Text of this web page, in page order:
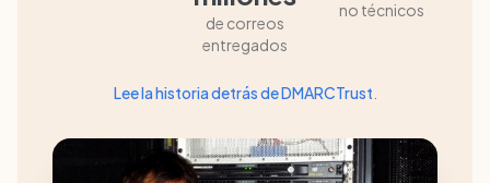
de correos
entregados
no técnicos
Lee la historia detrás de DMARCTrust